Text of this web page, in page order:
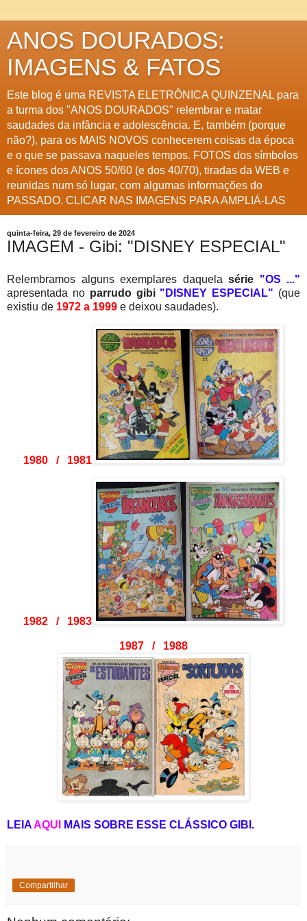
ANOS DOURADOS:
IMAGENS & FATOS
Este blog é uma REVISTA ELETRÔNICA QUINZENAL para
a turma dos "ANOS DOURADOS" relembrar e matar
saudades da infância e adolescência. E, também (porque
não?), para os MAIS NOVOS conhecerem coisas da época
e o que se passava naqueles tempos. FOTOS dos símbolos
e ícones dos ANOS 50/60 (e dos 40/70), tiradas da WEB e
reunidas num só lugar, com algumas informações do
PASSADO. CLICAR NAS IMAGENS PARA AMPLIÁ-LAS
quinta-feira, 29 de fevereiro de 2024
IMAGEM - Gibi: "DISNEY ESPECIAL"
Relembramos alguns exemplares daquela série "OS ..."
apresentada no parrudo gibi "DISNEY ESPECIAL" (que
existiu de 1972 a 1999 e deixou saudades).
1980 / 1981
1982 / 1983
1987 / 1988
LEIAAQUI MAIS SOBRE ESSE CLÁSSICO GIBI.
Compartilhar